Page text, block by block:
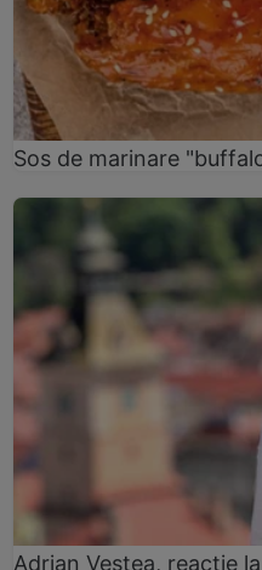
Sos de marinare
Adrian Veștea, reacție